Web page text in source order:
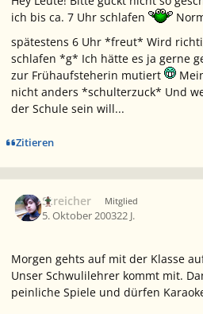
ich bis ca. 7 Uhr schlafen
spätestens 6 Uhr *freut* Wird
schlafen *g* Ich hätte es ja gerne
zur Frühaufsteherin mutiert
nicht anders *schulterzuck* Und
der Schule sein will...
Zitieren
Streicher Mitglied
5. Oktober 200322 J.
Morgen gehts auf mit der Klasse
Unser Schwulilehrer kommt mit.
peinliche Spiele und dürfen